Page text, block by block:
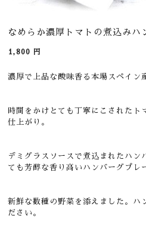
なめらか濃厚トマトの煮込みハ
1,800 円
濃厚で上品な酸味香る本場スペイン
時間をかけとても丁寧にこされたト
仕上がり。
デミグラスソースで煮込まれたハン
ても芳醇な香り高いハンバーグプレ
新鮮な数種の野菜を添えました。ハ
ださい。